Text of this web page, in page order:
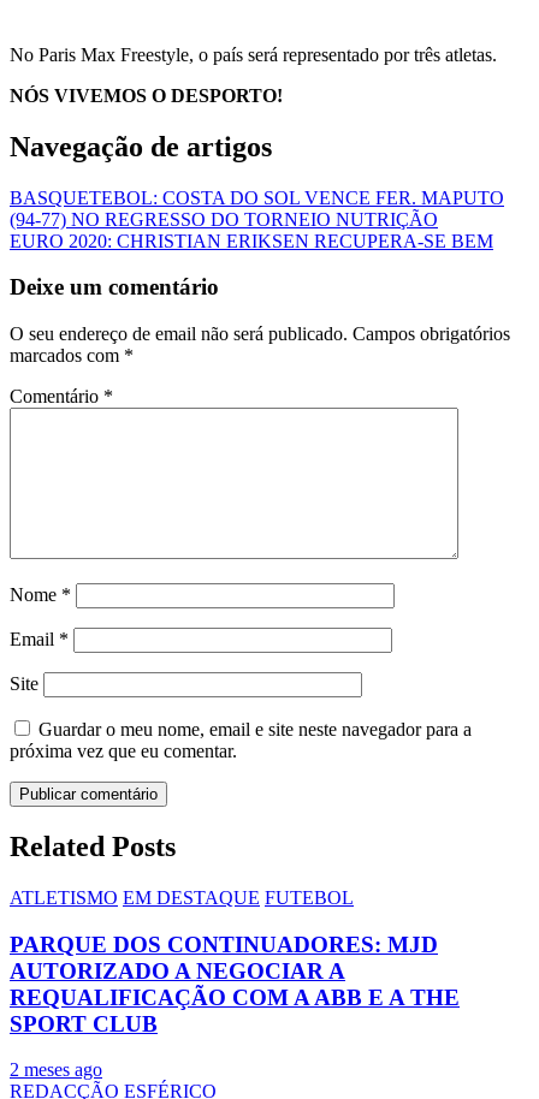
No Paris Max Freestyle, o país será representado por três atletas.
NÓS VIVEMOS O DESPORTO!
Navegação de artigos
BASQUETEBOL: COSTA DO SOL VENCE FER. MAPUTO
(94-77) NO REGRESSO DO TORNEIO NUTRIÇÃO
EURO 2020: CHRISTIAN ERIKSEN RECUPERA-SE BEM
Deixe um comentário
O seu endereço de email não será publicado. Campos obrigatórios
marcados com *
Comentário *
Nome *
Email *
Site
Guardar o meu nome, email e site neste navegador para a
próxima vez que eu comentar.
Related Posts
ATLETISMO EM DESTAQUE FUTEBOL
PARQUE DOS CONTINUADORES: MJD
AUTORIZADO A NEGOCIAR A
REQUALIFICAÇÃO COM A ABB E A THE
SPORT CLUB
2 meses ago
REDACÇÃO ESFÉRICO